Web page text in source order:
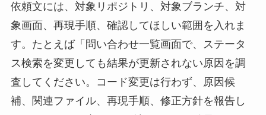
依頼文には、対象リポジトリ、対象ブランチ、対
象画面、再現手順、確認してほしい範囲を入れま
す。たとえば「問い合わせ一覧画面で、ステータ
ス検索を変更しても結果が更新されない原因を調
査してください。コード変更は行わず、原因候
補、関連ファイル、再現手順、修正方針を報告し